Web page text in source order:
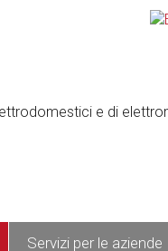
Servizi per le aziende